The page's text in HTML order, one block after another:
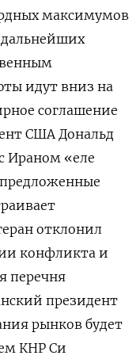
максимумов
идут вниз на
соглашение
США Дональд
Ираном «еле
​отклонил
конфликта и
перечня
президент
рынков будет
КНР Си